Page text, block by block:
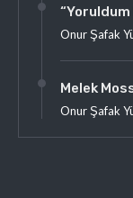
“Yoruldum
Onur Şafak
Melek
Onur Şafak